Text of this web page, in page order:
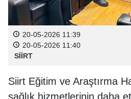
20-05-2026 11:39
20-05-2026 11:40
SİİRT
Siirt Eğitim ve Araştırma
sağlık hizmetlerinin daha